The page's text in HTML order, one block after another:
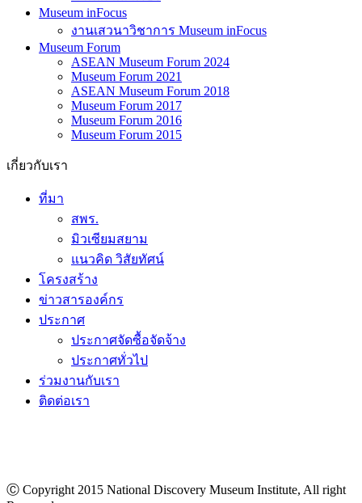
งานเสวนาวิชาการ Museum inFocus
Museum Forum
ASEAN Museum Forum 2024
Museum Forum 2021
ASEAN Museum Forum 2018
Museum Forum 2017
Museum Forum 2016
Museum Forum 2015
มิวเซียมสยาม
แนวคิด วิสัยทัศน์
โครงสร้าง
ข่าวสารองค์กร
ประกาศ
ประกาศจัดซื้อจัดจ้าง
ประกาศทั่วไป
ร่วมงานกับเรา
ติดต่อเรา
Reserved.